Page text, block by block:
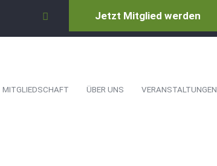
Jetzt Mitglied werden
MITGLIEDSCHAFT ÜBER UNS VERANSTALTUNGEN